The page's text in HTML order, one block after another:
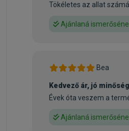
Tökéletes az allat
Ajánlaná
Bea
Kedvező ár, jó minőség
Évek óta veszem a
Ajánlaná